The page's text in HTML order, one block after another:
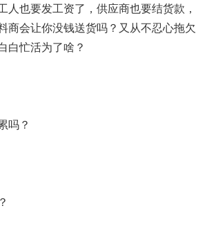
人也要发工资了，供应商也要结货款，
商会让你没钱送货吗？又从不忍心拖欠
白忙活为了啥？
吗？